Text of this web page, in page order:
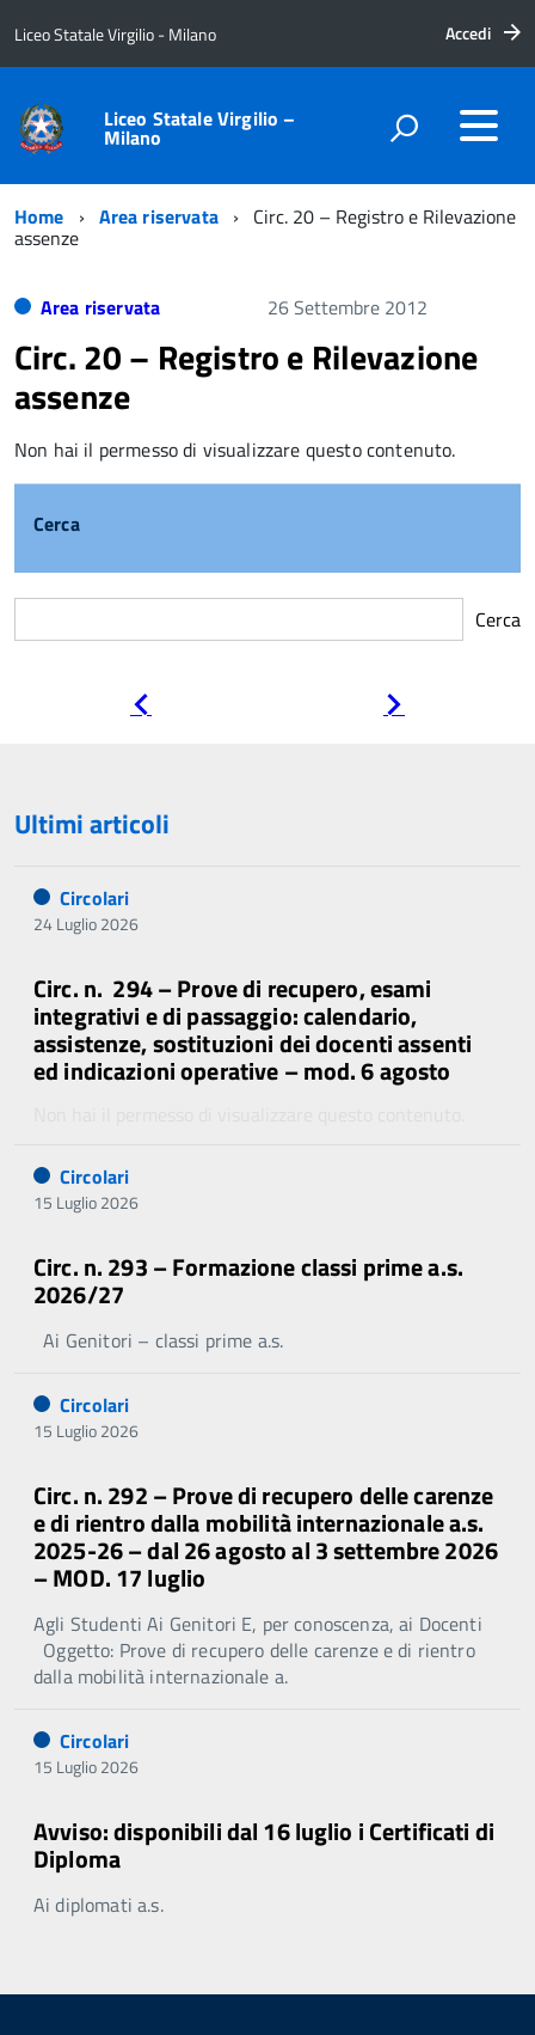
Liceo Statale Virgilio - Milano Accedi
Liceo Statale Virgilio –
Milano
Home Area riservata Circ. 20 – Registro e Rilevazione
assenze
Area riservata 26 Settembre 2012
Circ. 20 – Registro e Rilevazione
assenze
Non hai il permesso di visualizzare questo contenuto.
Cerca
Cerca
Ultimi articoli
Circolari
24 Luglio 2026
Circ. n. 294 – Prove di recupero, esami
integrativi e di passaggio: calendario,
assistenze, sostituzioni dei docenti assenti
ed indicazioni operative – mod. 6 agosto
Circolari
15 Luglio 2026
Circ. n. 293 – Formazione classi prime a.s.
2026/27
Ai Genitori – classi prime a.s.
Circolari
15 Luglio 2026
Circ. n. 292 – Prove di recupero delle carenze
e di rientro dalla mobilità internazionale a.s.
2025-26 – dal 26 agosto al 3 settembre 2026
– MOD. 17 luglio
Agli Studenti Ai Genitori E, per conoscenza, ai Docenti
Oggetto: Prove di recupero delle carenze e di rientro
dalla mobilità internazionale a.
Circolari
15 Luglio 2026
Avviso: disponibili dal 16 luglio i Certificati di
Diploma
Ai diplomati a.s.